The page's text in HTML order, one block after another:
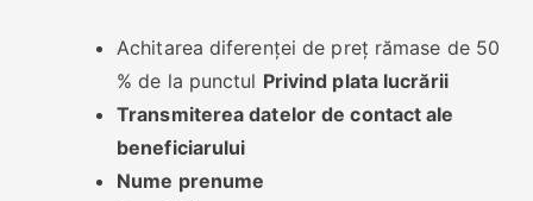
Achitarea diferenței de preț rămase de 50
% de la punctul Privind plata lucrării
Transmiterea datelor de contact ale
beneficiarului
Nume prenume